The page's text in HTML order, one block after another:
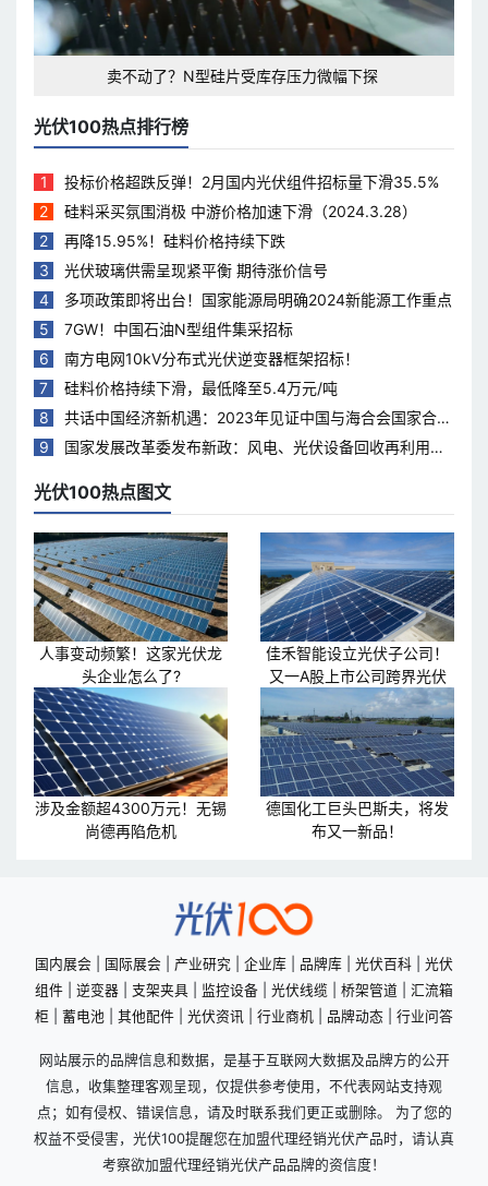
卖不动了？N型硅片受库存压力微幅下探
光伏100热点排行榜
1
投标价格超跌反弹！2月国内光伏组件招标量下滑35.5%
2
硅料采买氛围消极 中游价格加速下滑（2024.3.28）
2
再降15.95%！硅料价格持续下跌
3
光伏玻璃供需呈现紧平衡 期待涨价信号
4
多项政策即将出台！国家能源局明确2024新能源工作重点
5
7GW！中国石油N型组件集采招标
6
南方电网10kV分布式光伏逆变器框架招标！
7
硅料价格持续下滑，最低降至5.4万元/吨
8
共话中国经济新机遇：2023年见证中国与海合会国家合作
热度持续升温
9
国家发展改革委发布新政：风电、光伏设备回收再利用，
光伏100热点图文
人事变动频繁！这家光伏龙
头企业怎么了?
佳禾智能设立光伏子公司！
又一A股上市公司跨界光伏
涉及金额超4300万元！无锡
尚德再陷危机
德国化工巨头巴斯夫，将发
布又一新品！
国内展会 国际展会 产业研究 企业库 品牌库 光伏百科
光伏
组件
逆变器 支架夹具 监控设备 光伏线缆 桥架管道
汇流箱
柜
蓄电池 其他配件 光伏资讯 行业商机 品牌动态 行业问答
网站展示的品牌信息和数据，是基于互联网大数据及品牌方的公开
信息，收集整理客观呈现，仅提供参考使用，不代表网站支持观
点；如有侵权、错误信息，请及时联系我们更正或删除。 为了您的
权益不受侵害，光伏100提醒您在加盟代理经销光伏产品时，请认真
考察欲加盟代理经销光伏产品品牌的资信度！